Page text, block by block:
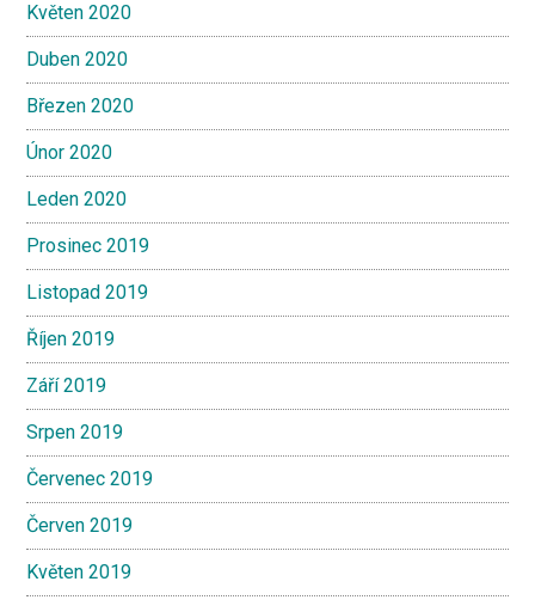
Květen 2020
Duben 2020
Březen 2020
Únor 2020
Leden 2020
Prosinec 2019
Listopad 2019
Říjen 2019
Září 2019
Srpen 2019
Červenec 2019
Červen 2019
Květen 2019